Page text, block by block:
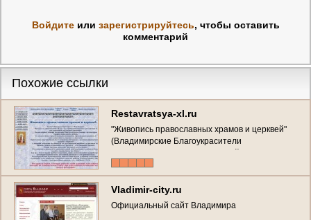
Войдитеили зарегистрируйтесь, чтобы оставить
комментарий
Похожие ссылки
Restavratsya-xl.ru
"Живопись православных храмов и церквей"
(Владимирские Благоукрасители
православных храмов и церквей)
8-920-627-73-76
Vladimir-city.ru
Официальный сайт Владимира